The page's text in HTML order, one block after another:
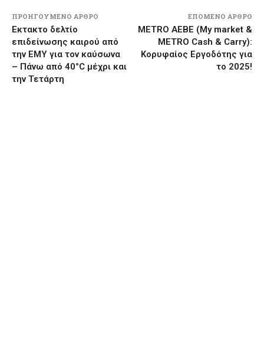
ΠΡΟΗΓΟΎΜΕΝΟ ΆΡΘΡΟ
Εκτακτο δελτίο
επιδείνωσης καιρού από
την ΕΜΥ για τον καύσωνα
– Πάνω από 40°C μέχρι και
την Τετάρτη
ΕΠΌΜΕΝΟ ΆΡΘΡΟ
METRO AEBE (My market &
METRO Cash & Carry):
Κορυφαίος Εργοδότης για
το 2025!